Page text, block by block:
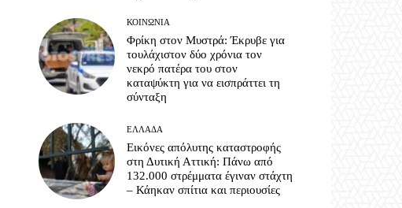
ΚΟΙΝΩΝΊΑ
Φρίκη στον Μυστρά: Έκρυβε για
τουλάχιστον δύο χρόνια τον
νεκρό πατέρα του στον
καταψύκτη για να εισπράττει τη
σύνταξη
ΕΛΛΆΔΑ
Εικόνες απόλυτης καταστροφής
στη Δυτική Αττική: Πάνω από
132.000 στρέμματα έγιναν στάχτη
– Κάηκαν σπίτια και περιουσίες